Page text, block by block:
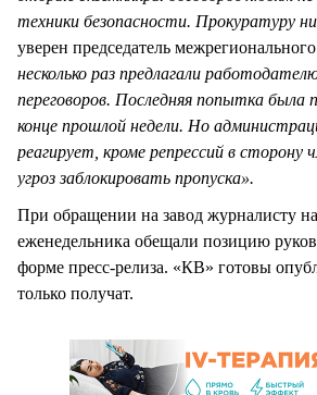
техники безопасности. Прокуратуру
уверен председатель
несколько раз предлагали
переговоров. Последняя попытка была
конце прошлой недели. Но
реагирует, кроме репрессий в сторону
угроз заблокировать пропуска».
При обращении на завод журналисту
еженедельника обещали позицию
форме пресс-релиза. «КВ» готовы
только получат.